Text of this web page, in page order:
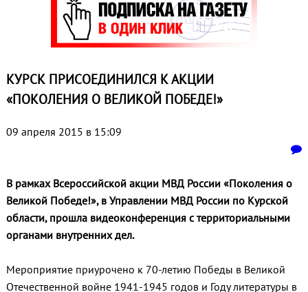
КУРСК ПРИСОЕДИНИЛСЯ К АКЦИИ
«ПОКОЛЕНИЯ О ВЕЛИКОЙ ПОБЕДЕ!»
09 апреля 2015 в 15:09
В рамках Всероссийской акции МВД России «Поколения о
Великой Победе!», в Управлении МВД России по Курской
области, прошла видеоконференция с территориальными
органами внутренних дел.
Мероприятие приурочено к 70-летию Победы в Великой
Отечественной войне 1941-1945 годов и Году литературы в